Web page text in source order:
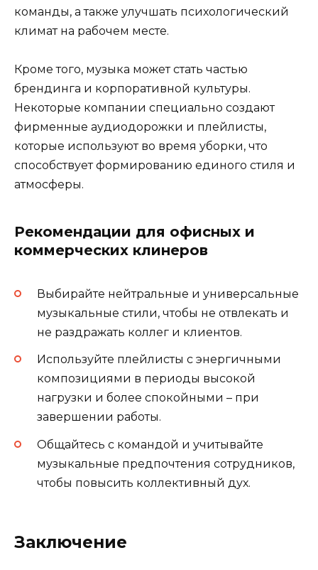
команды, а также улучшать психологический
климат на рабочем месте.
Кроме того, музыка может стать частью
брендинга и корпоративной культуры.
Некоторые компании специально создают
фирменные аудиодорожки и плейлисты,
которые используют во время уборки, что
способствует формированию единого стиля и
атмосферы.
Рекомендации для офисных и
коммерческих клинеров
Выбирайте нейтральные и универсальные
музыкальные стили, чтобы не отвлекать и
не раздражать коллег и клиентов.
Используйте плейлисты с энергичными
композициями в периоды высокой
нагрузки и более спокойными – при
завершении работы.
Общайтесь с командой и учитывайте
музыкальные предпочтения сотрудников,
чтобы повысить коллективный дух.
Заключение